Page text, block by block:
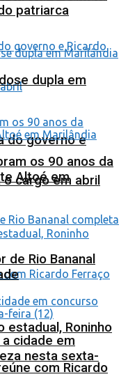
do governo e
o cargo em abril
estadual, Roninho
com Ricardo
patriarca
dupla em
os 90 anos da
Altoé em
de Rio Bananal
cidade em
nesta sexta-